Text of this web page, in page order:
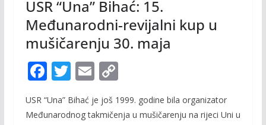
USR “Una” Bihać: 15.
Međunarodni-revijalni kup u
mušičarenju 30. maja
F
ac
e
T
w
itt
E
m
ai
C
p
USR “Una” Bihać je još 1999. godine bila organizator
Međunarodnog takmičenja u mušičarenju na rijeci Uni u